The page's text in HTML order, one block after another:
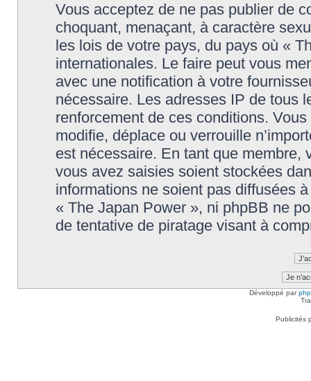
Vous acceptez de ne pas publier de
choquant, menaçant, à caractère
les lois de votre pays, du pays où «
internationales. Le faire peut vous
avec une notification à votre
nécessaire. Les adresses IP de tous
renforcement de ces conditions.
modifie, déplace ou verrouille
est nécessaire. En tant que membre,
vous avez saisies soient stockées
informations ne soient pas diffusées
« The Japan Power », ni phpBB ne
de tentative de piratage visant à
Développé par
Publicités